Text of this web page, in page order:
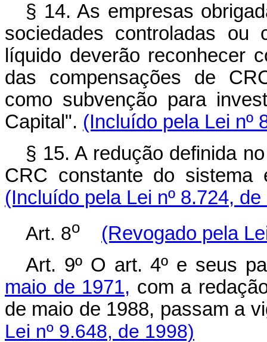
§ 14. As empresas
sociedades controladas ou
líquido deverão reconhecer
das compensações de
como subvenção para
Capital". (Incluído pela Lei nº
§ 15. A redução definida
CRC constante do sistema
(Incluído pela Lei nº 8.724,
Art. 8o
(Revogado pela
Art. 9º O art. 4º e seus
maio de 1971, com a
de maio de 1988, passam a
Lei nº 9.648, de 1998)